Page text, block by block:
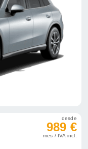
desde
989 €
mes / IVA incl.